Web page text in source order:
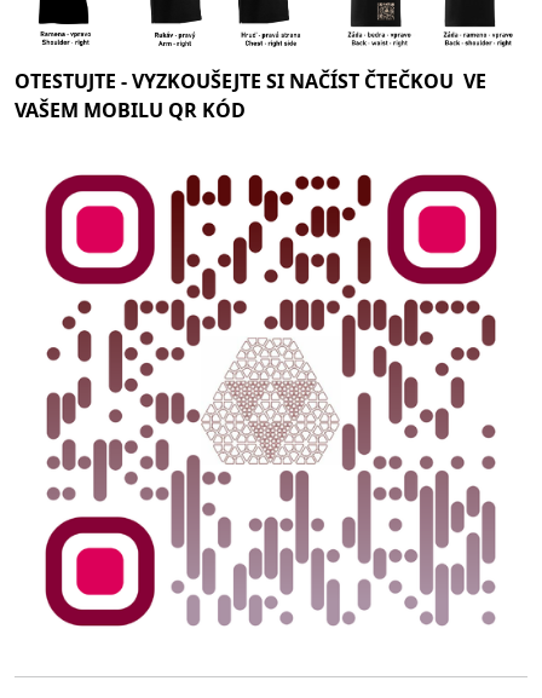
OTESTUJTE -VYZKOUŠEJTE SI NAČÍST ČTEČKOU VE
VAŠEM MOBILU QR KÓD